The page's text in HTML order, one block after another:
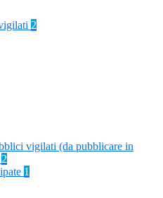
2
vigilati (da pubblicare in
2
1